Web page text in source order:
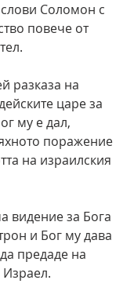
Соломон с
повече от
разказа на
царе за
му е дал,
поражение
на израилския
видение за Бога
и Бог му дава
предаде на